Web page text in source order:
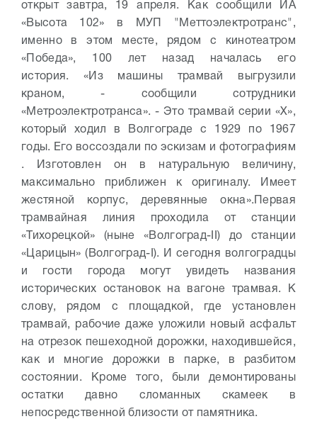
открыт завтра, 19 апреля. Как сообщили ИА
«Высота 102» в МУП "Меттоэлектротранс",
именно в этом месте, рядом с кинотеатром
«Победа», 100 лет назад началась его
история. «Из машины трамвай выгрузили
краном, - сообщили сотрудники
«Метроэлектротранса». - Это трамвай серии «Х»,
который ходил в Волгограде с 1929 по 1967
годы. Его воссоздали по эскизам и фотографиям
. Изготовлен он в натуральную величину,
максимально приближен к оригиналу. Имеет
жестяной корпус, деревянные окна». Первая
трамвайная линия проходила от станции
«Тихорецкой» (ныне «Волгоград-II) до станции
«Царицын» (Волгоград-I). И сегодня волгоградцы
и гости города могут увидеть названия
исторических остановок на вагоне трамвая.
К
слову, рядом с площадкой, где установлен
трамвай, рабочие даже уложили новый асфальт
на отрезок пешеходной дорожки, находившейся,
как и многие дорожки в парке, в разбитом
состоянии. Кроме того, были демонтированы
остатки давно сломанных скамеек в
непосредственной близости от памятника.